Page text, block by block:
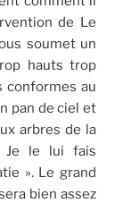
de Le
soumet un
hauts trop
conformes au
pan de ciel et
arbres de la
Je le lui fais
». Le grand
bien assez